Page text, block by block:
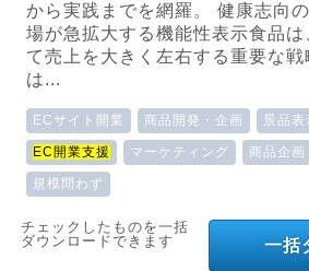
から実践までを網羅。 健康志向
場が急拡大する機能性表示食品
て売上を大きく左右する重要な
は...
ECサイト開業 商品開発・企画 景品
EC開業支援 マーケティング 商品企画
規模問わず
一括
チェックしたものを一括
ダウンロードできます